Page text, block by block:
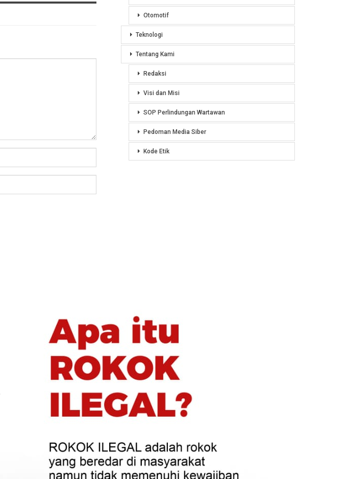
Otomotif
Teknologi
Tentang Kami
Redaksi
Visi dan Misi
SOP Perlindungan Wartawan
Pedoman Media Siber
Kode Etik